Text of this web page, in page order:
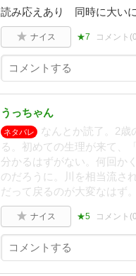
読み応えあり 同時に大いに
ナイス ★7 コメント(0
うっちゃん
ネタバレ
なんとか読了。2歳
る。初めての生理が来て、
分かるはずがない。何回か
のだろうに。川を相当流さ
だって戻るのが大変なはず
ナイス ★5 コメント(0